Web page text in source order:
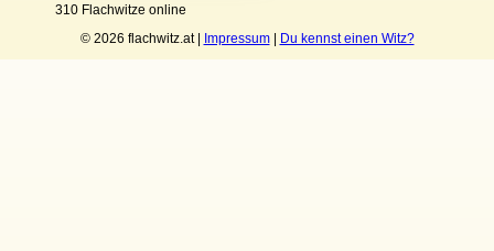
310 Flachwitze online
© 2026 flachwitz.at | Impressum| Du kennst einen Witz?